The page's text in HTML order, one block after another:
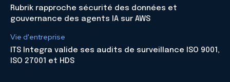
Rubrik rapproche sécurité des données et
gouvernance des agents IA sur AWS
Vie d'entreprise
ITS Integra valide ses audits de surveillance ISO 9001,
ISO 27001 et HDS